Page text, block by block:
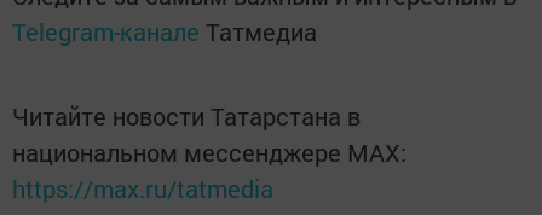
Telegram-канале Татмедиа
Читайте новости Татарстана в
национальном мессенджере MАХ:
https://max.ru/tatmedia